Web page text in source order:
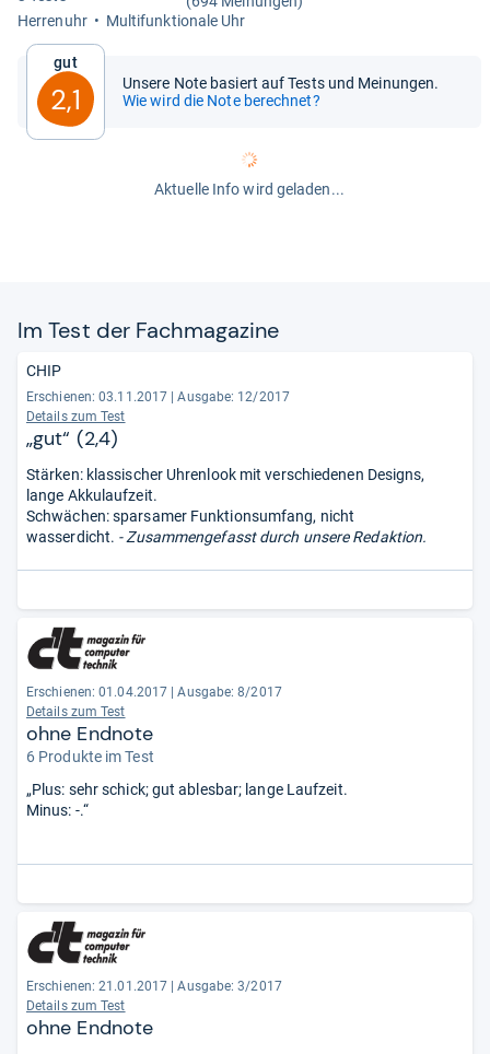
Her­ren­uhr
Mul­ti­funk­tio­nale Uhr
Gut
2,1
Unsere Note basiert auf Tests und Meinungen.
Wie wird die Note berechnet?
Aktuelle Info wird geladen...
Im Test der Fach­ma­ga­zine
CHIP
Erschienen: 03.11.2017
Ausgabe: 12/2017
Details zum Test
„gut“ (2,4)
Stärken: klassischer Uhrenlook mit verschiedenen Designs,
lange Akkulaufzeit.
Schwächen: sparsamer Funktionsumfang, nicht
wasserdicht. - Zusammengefasst durch unsere Redaktion.
Erschienen: 01.04.2017
Ausgabe: 8/2017
Details zum Test
ohne Endnote
6 Produkte im Test
„Plus: sehr schick; gut ablesbar; lange Laufzeit.
Minus: -.“
Erschienen: 21.01.2017
Ausgabe: 3/2017
Details zum Test
ohne Endnote